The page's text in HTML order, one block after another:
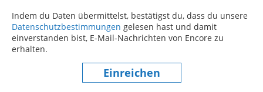
Indem du Daten übermittelst, bestätigst du, dass du unsere
Datenschutzbestimmungen (dieser Inhalt öffnet sich in einem
gelesen hast und damit
einverstanden bist, E-Mail-Nachrichten von Encore zu
erhalten.
Einreichen